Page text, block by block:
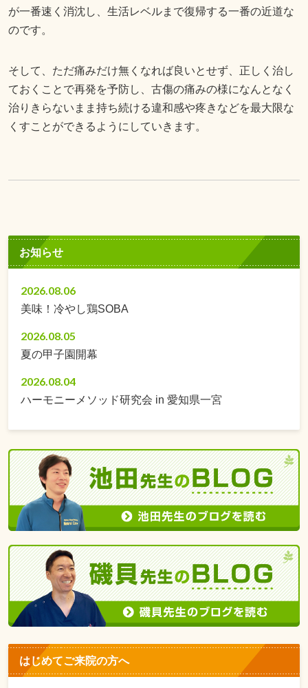
が一番速く消沈し、生活レベルまで復帰する一番の近道な
のです。
そして、ただ痛みだけ無くなれば良いとせず、正しく治し
ておくことで再発を予防し、古傷の痛みの様になんとなく
治りきらないまま持ち続ける違和感や疼きなどを最大限な
くすことができるようにしていきます。
お知らせ
2026.08.06
美味！冷やし鶏SOBA
2026.08.05
夏の甲子園開幕
2026.08.04
ハーモニーメソッド研究会 in 愛知県一宮
はじめてご来院の方へ